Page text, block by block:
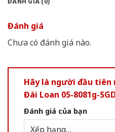
Đánh giá
Chưa có đánh giá nào.
Hãy là người đầu tiên
Đài Loan 05-8081g-
Đánh giá của bạn